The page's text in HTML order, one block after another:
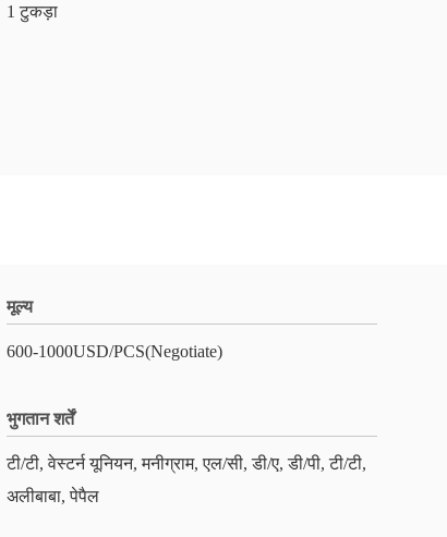
1 टुकड़ा
मूल्य
600-1000USD/PCS(Negotiate)
भुगतान शर्तें
टी/टी, वेस्टर्न यूनियन, मनीग्राम, एल/सी, डी/ए, डी/पी, टी/टी,
अलीबाबा, पेपैल